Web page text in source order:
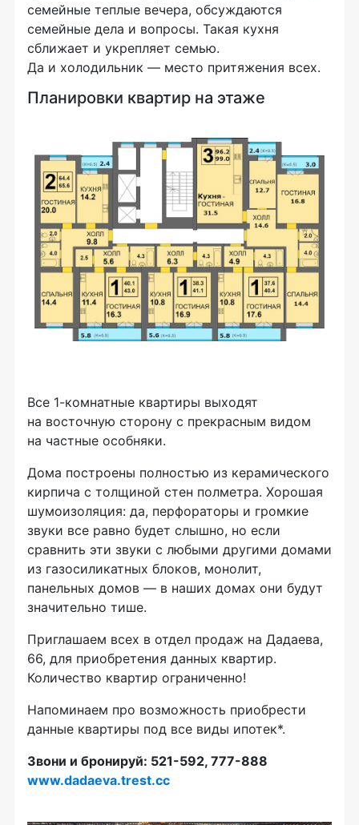
семейные теплые вечера, обсуждаются
семейные дела и вопросы. Такая кухня
сближает и укрепляет семью.
Да и холодильник — место притяжения всех.
Планировки квартир на этаже
Все 1-комнатные квартиры выходят
на восточную сторону с прекрасным видом
на частные особняки.
Дома построены полностью из керамического
кирпича с толщиной стен полметра. Хорошая
шумоизоляция: да, перфораторы и громкие
звуки все равно будет слышно, но если
сравнить эти звуки с любыми другими домами
из газосиликатных блоков, монолит,
панельных домов — в наших домах они будут
значительно тише.
Приглашаем всех в отдел продаж на Дадаева,
66, для приобретения данных квартир.
Количество квартир ограниченно!
Напоминаем про возможность приобрести
данные квартиры под все виды ипотек*.
Звони и бронируй: 521-592, 777-888
www.dadaeva.trest.cc